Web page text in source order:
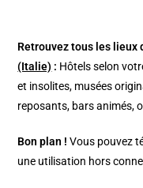
Retrouvez tous les
(Italie) : Hôtels selon
et insolites, musées
reposants, bars animés,
Bon plan ! Vous pouvez
une utilisation hors